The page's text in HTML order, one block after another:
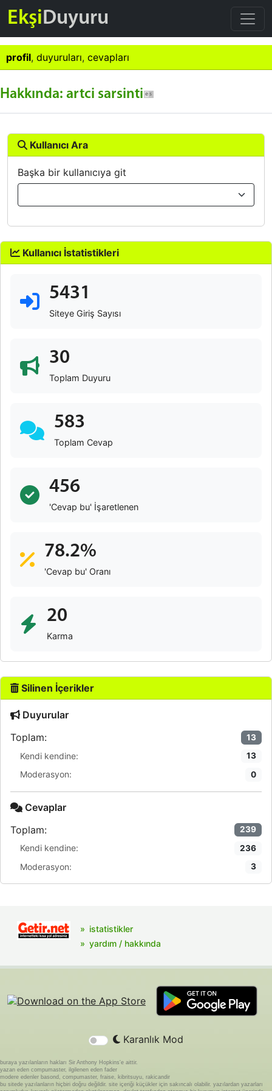
EkşiDuyuru
profil, duyuruları, cevapları
Hakkında: artci sarsinti
Kullanıcı Ara
Başka bir kullanıcıya git
Kullanıcı İstatistikleri
5431
Siteye Giriş Sayısı
30
Toplam Duyuru
583
Toplam Cevap
456
'Cevap bu' İşaretlenen
78.2%
'Cevap bu' Oranı
20
Karma
Silinen İçerikler
Duyurular
Toplam:
13
Kendi kendine: 13
Moderasyon: 0
Cevaplar
Toplam:
239
Kendi kendine: 236
Moderasyon: 3
istatistikler
yardım / hakkında
Karanlık Mod
buraya yazılanların hakları Sir Anthony Hopkins'e aittir.
yazan eden compumaster, ilgilenen eden fader
modere edenler basond, compumaster, fraise, kibritsuyu, rakicandir
bu sitede yazılanların hiçbiri doğru değildir. site içeriği küçükler için sakıncalı olabilir. yazılardan yazarları